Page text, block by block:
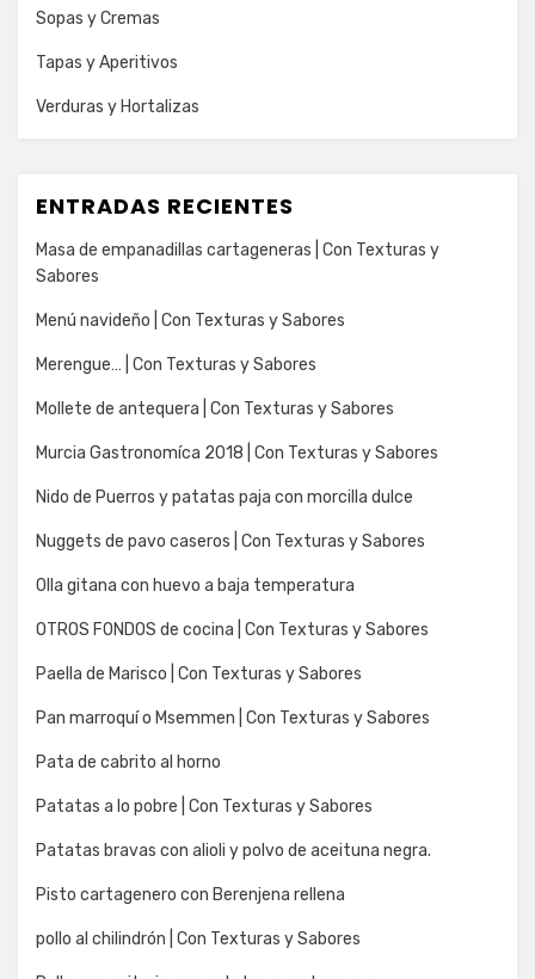
Sopas y Cremas
Tapas y Aperitivos
Verduras y Hortalizas
ENTRADAS RECIENTES
Masa de empanadillas cartageneras | Con Texturas y
Sabores
Menú navideño | Con Texturas y Sabores
Merengue… | Con Texturas y Sabores
Mollete de antequera | Con Texturas y Sabores
Murcia Gastronomíca 2018 | Con Texturas y Sabores
Nido de Puerros y patatas paja con morcilla dulce
Nuggets de pavo caseros | Con Texturas y Sabores
Olla gitana con huevo a baja temperatura
OTROS FONDOS de cocina | Con Texturas y Sabores
Paella de Marisco | Con Texturas y Sabores
Pan marroquí o Msemmen | Con Texturas y Sabores
Pata de cabrito al horno
Patatas a lo pobre | Con Texturas y Sabores
Patatas bravas con alioli y polvo de aceituna negra.
Pisto cartagenero con Berenjena rellena
pollo al chilindrón | Con Texturas y Sabores